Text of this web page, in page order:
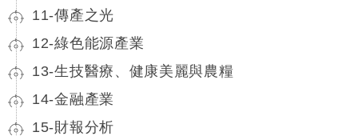
11-傳產之光
12-綠色能源產業
13-生技醫療、健康美麗與農糧
14-金融產業
15-財報分析